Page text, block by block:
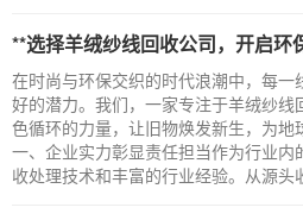
**选择羊绒纱线回收公司，开启环保时尚的
在时尚与环保交织的时代浪潮中，每
好的潜力。我们，一家专注于羊绒纱
色循环的力量，让旧物焕发新生，为
一、企业实力彰显责任担当作为行业内
收处理技术和丰富的行业经验。从源头